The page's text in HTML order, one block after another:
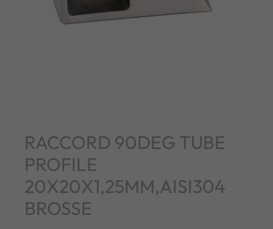
RACCORD 90DEG TUBE
PROFILE
20X20X1,25MM,AISI304
BROSSE